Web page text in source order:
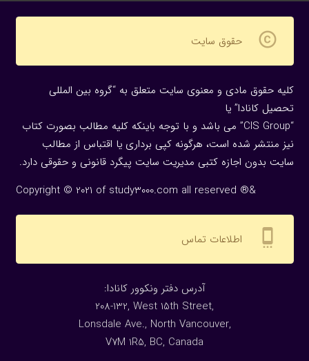
copyright حقوق سایت
کلیه حقوق مادی و معنوی سایت متعلق به “گروه بین المللی
تحصیل کانادا” یا
“CIS Group” می باشد و با توجه باینکه کلیه مطالب بصورت کتاب
نیز منتشر شده است، هرگونه كپی برداری یا اقتباس از مطالب
سایت بدون اجازه كتبی مدیریت سایت پیگرد قانونی و حقوقی دارد.
Copyright © 2021 of study3000.com all reserved ®&
settings_cell اطلاعات تماس
:آدرس دفتر ونکوور کانادا
208-132, West 15th Street,
Lonsdale Ave., North Vancouver,
V7M 1R5, BC, Canada